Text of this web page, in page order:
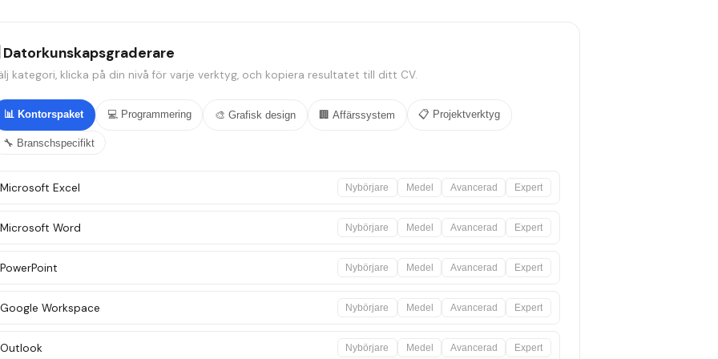
Datorkunskapsgraderare
kategori, klicka på din nivå för varje verktyg, och kopiera resultatet till ditt CV.
📊 Kontorspaket 💻 Programmering 🎨 Grafisk design 🏢 Affärssystem 📋 Projektverktyg
🔧 Branschspecifikt
Microsoft Excel Nybörjare Medel Avancerad Expert
Microsoft Word Nybörjare Medel Avancerad Expert
PowerPoint Nybörjare Medel Avancerad Expert
Google Workspace Nybörjare Medel Avancerad Expert
Outlook Nybörjare Medel Avancerad Expert